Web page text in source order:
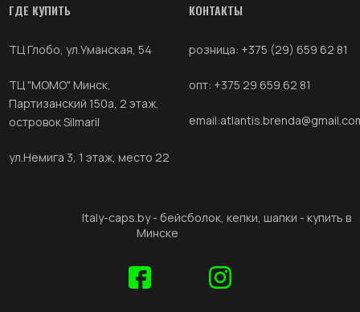
ГДЕ КУПИТЬ
ТЦ Глобо, ул.Уманская, 54
ТЦ "МОМО" Минск,
Партизанский 150а, 2 этаж,
островок Silmaril
ул.Немига 3, 1 этаж, место 22
КОНТАКТЫ
розница: +375 (29) 659 62 81
опт: +375 29 659 62 81
email:
Italy-caps.by - бейсболок, кепки, шапки - купить в
Минске